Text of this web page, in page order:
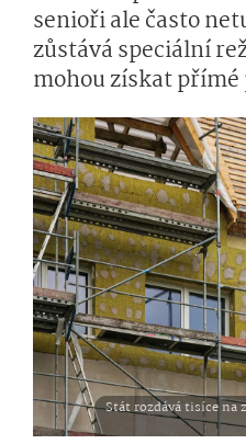
senioři ale často
zůstává speciální
mohou získat přímé
Stát rozdává tisíce na